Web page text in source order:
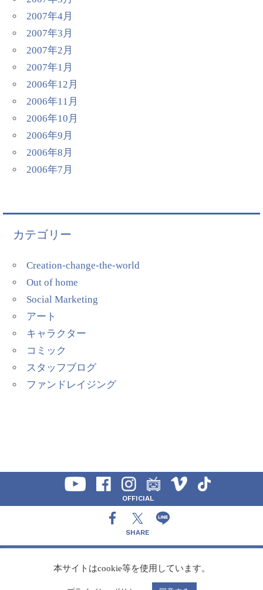
2007年4月
2007年3月
2007年2月
2007年1月
2006年12月
2006年11月
2006年10月
2006年9月
2006年8月
2006年7月
カテゴリー
Creation-change-the-world
Out of home
Social Marketing
アート
キャラクター
コミック
スタッフブログ
ファンドレイジング
OFFICIAL
SHARE
CONTACT
本サイトはcookie等を使用しています。